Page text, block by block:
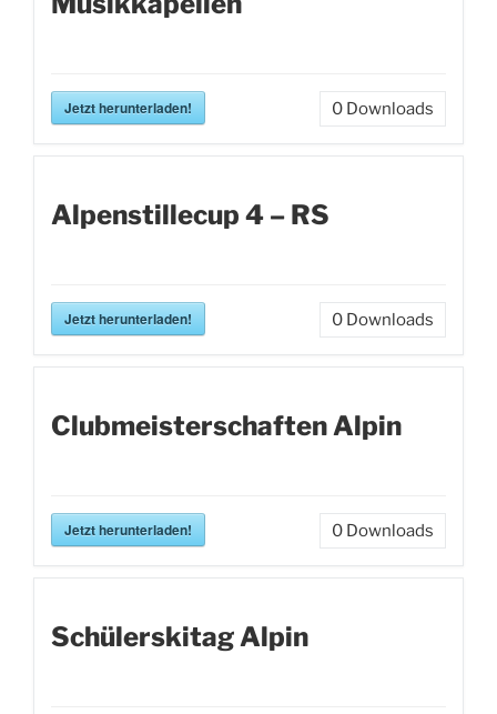
Jetzt herunterladen! 0 Downloads
Alpenstillecup 4 – RS
Jetzt herunterladen! 0 Downloads
Clubmeisterschaften Alpin
Jetzt herunterladen! 0 Downloads
Schülerskitag Alpin